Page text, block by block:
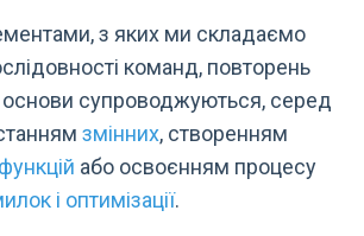
з яких ми складаємо
команд, повторень
основи супроводжуються, серед
змінних, створенням
функцій або освоєнням процесу
і оптимізації.